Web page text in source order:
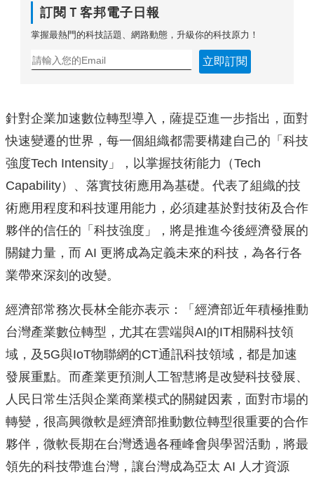
訂閱Ｔ客邦電子日報
掌握最熱門的科技話題、網路動態，升級你的科技原力！
立即訂閱
針對企業加速數位轉型導入，薩提亞進一步指出，面對
快速變遷的世界，每一個組織都需要構建自己的「科技
強度Tech Intensity」，以掌握技術能力（Tech
Capability）、落實技術應用為基礎。代表了組織的技
術應用程度和科技運用能力，必須建基於對技術及合作
夥伴的信任的「科技強度」，將是推進今後經濟發展的
關鍵力量，而 AI 更將成為定義未來的科技，為各行各
業帶來深刻的改變。
經濟部常務次長林全能亦表示：「經濟部近年積極推動
台灣產業數位轉型，尤其在雲端與AI的IT相關科技領
域，及5G與IoT物聯網的CT通訊科技領域，都是加速
發展重點。而產業更預測人工智慧將是改變科技發展、
人民日常生活與企業商業模式的關鍵因素，面對市場的
轉變，很高興微軟是經濟部推動數位轉型很重要的合作
夥伴，微軟長期在台灣透過各種峰會與學習活動，將最
領先的科技帶進台灣，讓台灣成為亞太 AI 人才資源